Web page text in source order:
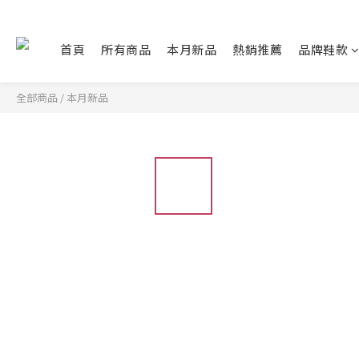
首頁 所有商品 本月新品 熱銷推薦 品牌鞋款
全部商品 / 本月新品